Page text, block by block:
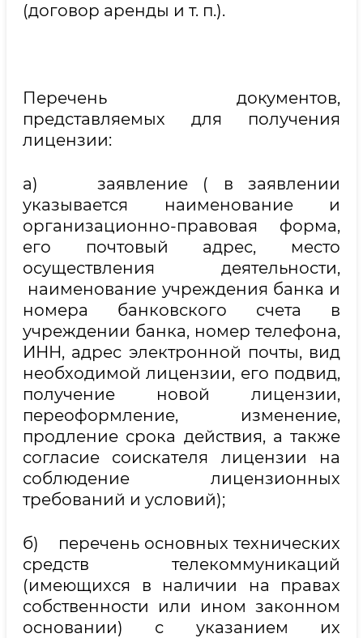
(договор аренды и т. п.).
Перечень документов,
представляемых для получения
лицензии:
а) заявление ( в заявлении
указывается наименование и
организационно-правовая форма,
его почтовый адрес, место
осуществления деятельности,
наименование учреждения банка и
номера банковского счета в
учреждении банка, номер телефона,
ИНН, адрес электронной почты, вид
необходимой лицензии, его подвид,
получение новой лицензии,
переоформление, изменение,
продление срока действия, а также
согласие соискателя лицензии на
соблюдение лицензионных
требований и условий);
б) перечень основных технических
средств телекоммуникаций
(имеющихся в наличии на правах
собственности или ином законном
основании) с указанием их